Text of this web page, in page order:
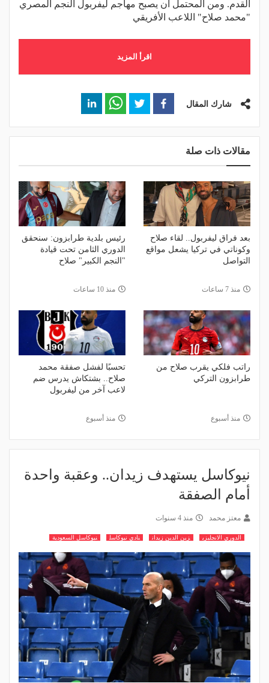
القدم. ومن المحتمل أن يصبح مهاجم ليفربول النجم المصري
"محمد صلاح" اللاعب الأفريقي
اقرأ المزيد
شارك المقال
مقالات ذات صلة
بعد فراق ليفربول.. لقاء صلاح
وكوناتي في تركيا يشعل مواقع
التواصل
منذ 7 ساعات
رئيس بلدية طرابزون: سنحقق
الدوري الثامن تحت قيادة
"النجم الكبير" صلاح
منذ 10 ساعات
راتب فلكي يقرب صلاح من
طرابزون التركي
منذ أسبوع
تحسبًا لفشل صفقة محمد
صلاح.. بشتكاش يدرس ضم
لاعب آخر من ليفربول
منذ أسبوع
نيوكاسل يستهدف زيدان.. وعقبة واحدة
أمام الصفقة
معتز محمد منذ 4 سنوات
الدوري الانجليزي زين الدين زيدان نادي نيوكاسل نيوكاسل السعودية